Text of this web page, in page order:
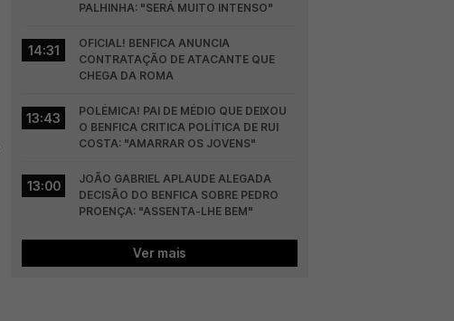
PALHINHA: "SERÁ MUITO INTENSO"
14:31
OFICIAL! BENFICA ANUNCIA
CONTRATAÇÃO DE ATACANTE QUE
CHEGA DA ROMA
13:43
POLÉMICA! PAI DE MÉDIO QUE DEIXOU
O BENFICA CRITICA POLÍTICA DE RUI
COSTA: "AMARRAR OS JOVENS"
13:00
JOÃO GABRIEL APLAUDE ALEGADA
DECISÃO DO BENFICA SOBRE PEDRO
PROENÇA: "ASSENTA-LHE BEM"
Ver mais